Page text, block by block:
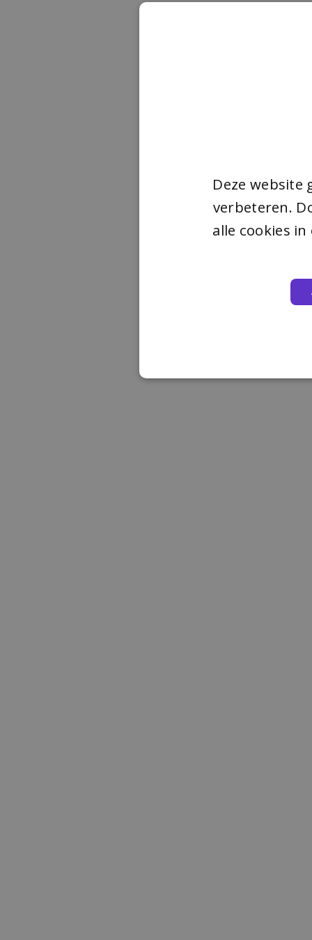
Deze
verbeteren.
alle cookies